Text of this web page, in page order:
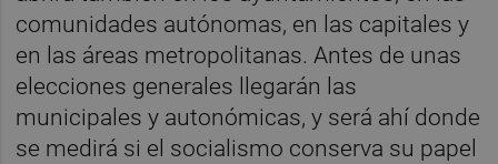
comunidades autónomas, en las capitales y
en las áreas metropolitanas. Antes de unas
elecciones generales llegarán las
municipales y autonómicas, y será ahí donde
se medirá si el socialismo conserva su papel